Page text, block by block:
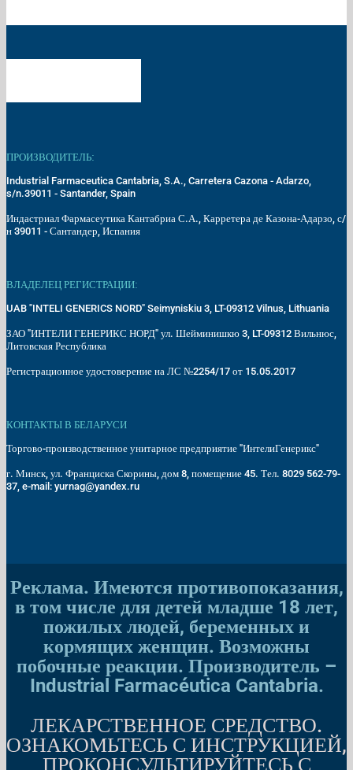
ПРОИЗВОДИТЕЛЬ:
Industrial Farmaceutica Cantabria, S.A., Carretera Cazona - Adarzo,
s/n.39011 - Santander, Spain
Индастриал Фармасеутика Кантабриа С.А., Карретера де Казона-Адарзо, с/
н 39011 - Сантандер, Испания
ВЛАДЕЛЕЦ РЕГИСТРАЦИИ:
UAB "INTELI GENERICS NORD" Seimyniskiu 3, LT-09312 Vilnus, Lithuania
ЗАО "ИНТЕЛИ ГЕНЕРИКС НОРД" ул. Шейминишкю 3, LT-09312 Вильнюс,
Литовская Республика
Регистрационное удостоверение на ЛС №2254/17 от 15.05.2017
КОНТАКТЫ В БЕЛАРУСИ
Торгово-производственное унитарное предприятие "ИнтелиГенерикс"
г. Минск, ул. Франциска Скорины, дом 8, помещение 45. Тел. 8029 562-79-
37, e-mail: yurnag@yandex.ru
Реклама. Имеются противопоказания,
в том числе для детей младше 18 лет,
пожилых людей, беременных и
кормящих женщин. Возможны
побочные реакции. Производитель –
Industrial Farmacéutica Cantabria.
ЛЕКАРСТВЕННОЕ СРЕДСТВО.
ОЗНАКОМЬТЕСЬ С ИНСТРУКЦИЕЙ,
ПРОКОНСУЛЬТИРУЙТЕСЬ С